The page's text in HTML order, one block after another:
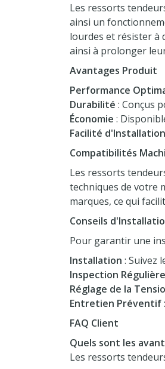
Les ressorts
ainsi un
lourdes et résister à
ainsi à prolonger
Avantages Produit
Performance
Durabilité : Conçus
Économie :
Facilité d'Installation
Compatibilités
Les ressorts
techniques de votre
marques, ce qui
Conseils
Pour garantir une
Installation : Suivez
Inspection Régulière
Réglage de la
Entretien Préventif
FAQ Client
Quels sont les
Les ressorts